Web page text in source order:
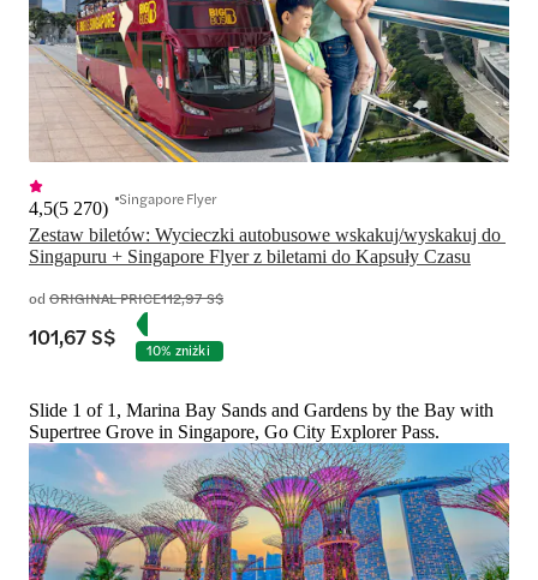
Zestaw biletów: Wycieczki autobusowe wskakuj/wyskakuj do
Singapuru + Singapore Flyer z biletami do Kapsuły Czasu
4,5(5 270) Singapore Flyer
od ORIGINAL PRICE112,97 S$
101,67 S$ 10% zniżki
Slide 1 of 1, Marina Bay Sands and Gardens by the Bay with
Supertree Grove in Singapore, Go City Explorer Pass.